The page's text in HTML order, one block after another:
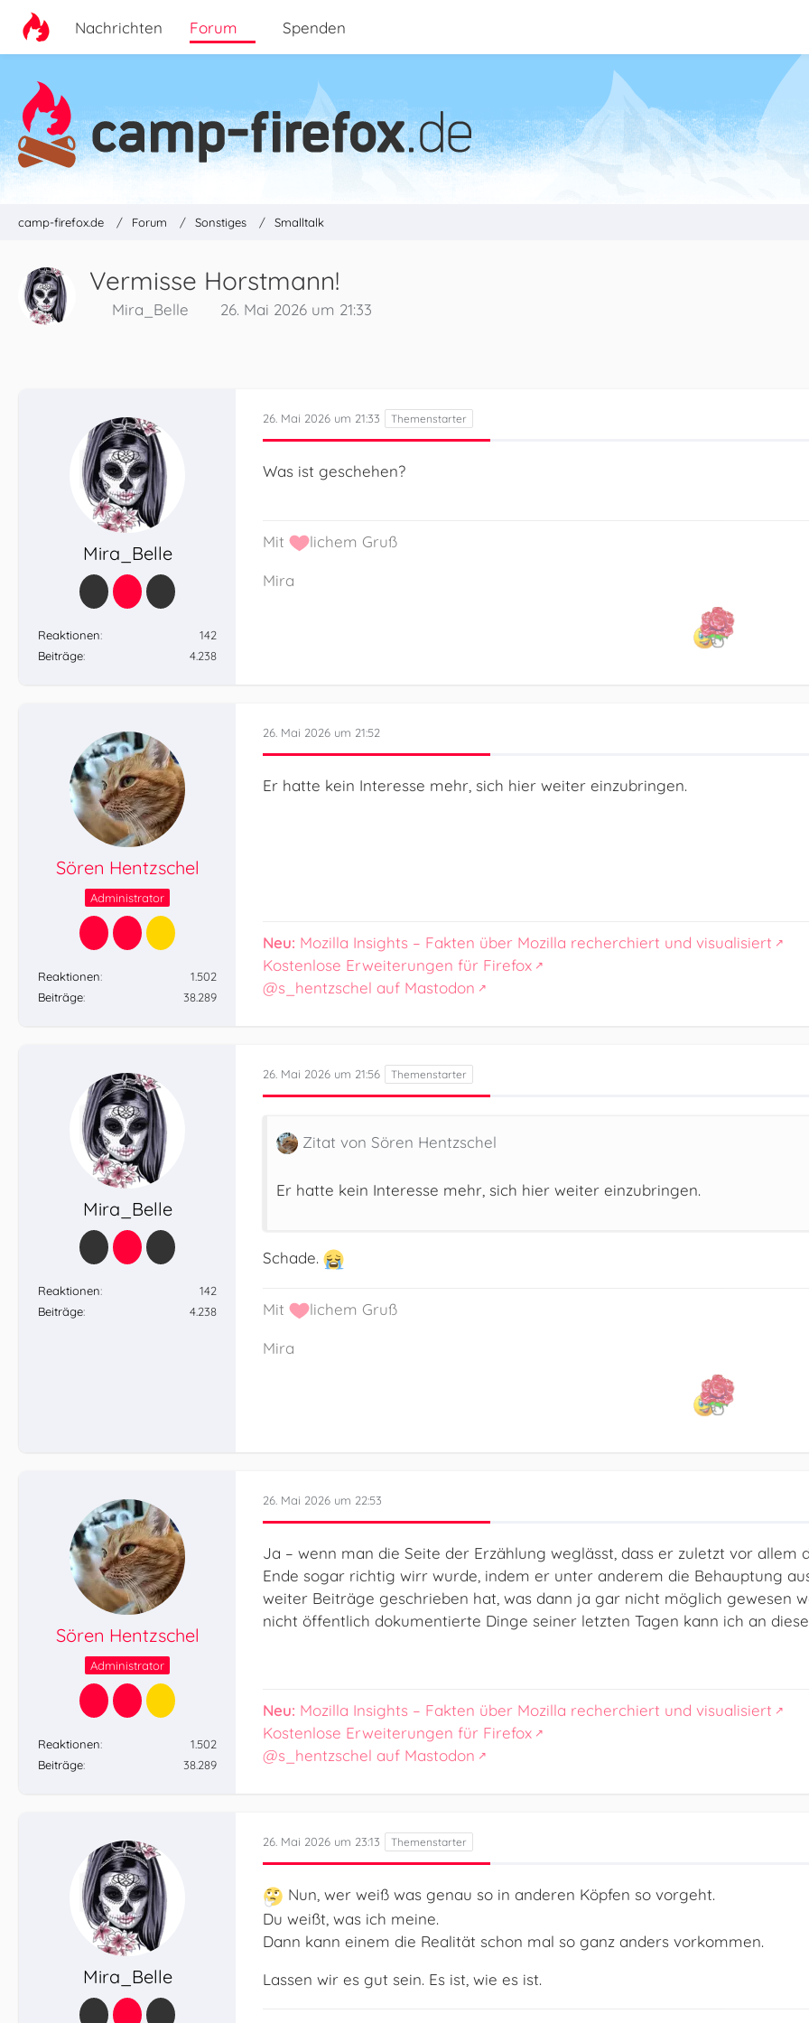
Nachrichten Forum Spenden
camp-firefox.de Forum Sonstiges Smalltalk
Vermisse Horstmann!
Mira_Belle 26. Mai 2026 um 21:33
Mira_Belle
Reaktionen
142
Beiträge
4.238
26. Mai 2026 um 21:33
Was ist geschehen?
Mit lichem Gruß
Mira
Sören Hentzschel
Administrator
Reaktionen
1.502
Beiträge
38.289
26. Mai 2026 um 21:52
Er hatte kein Interesse mehr, sich hier weiter einzubringen.
Neu: Mozilla Insights – Fakten über Mozilla recherchiert und visualisiert
Kostenlose Erweiterungen für Firefox
@s_hentzschel auf Mastodon
Mira_Belle
Reaktionen
142
Beiträge
4.238
26. Mai 2026 um 21:56
Zitat von Sören Hentzschel
Er hatte kein Interesse mehr, sich hier weiter einzubringen.
Schade.
Mit lichem Gruß
Mira
Sören Hentzschel
Administrator
Reaktionen
1.502
Beiträge
38.289
26. Mai 2026 um 22:53
Ja – wenn man die Seite der Erzählung weglässt, dass er zuletzt vor
Ende sogar richtig wirr wurde, indem er unter anderem die Behauptung
weiter Beiträge geschrieben hat, was dann ja gar nicht möglich gewesen
nicht öffentlich dokumentierte Dinge seiner letzten Tagen kann ich an
Neu: Mozilla Insights – Fakten über Mozilla recherchiert und visualisiert
Kostenlose Erweiterungen für Firefox
@s_hentzschel auf Mastodon
Mira_Belle
26. Mai 2026 um 23:13
Nun, wer weiß was genau so in anderen Köpfen so vorgeht.
Du weißt, was ich meine.
Dann kann einem die Realität schon mal so ganz anders vorkommen.
Lassen wir es gut sein. Es ist, wie es ist.